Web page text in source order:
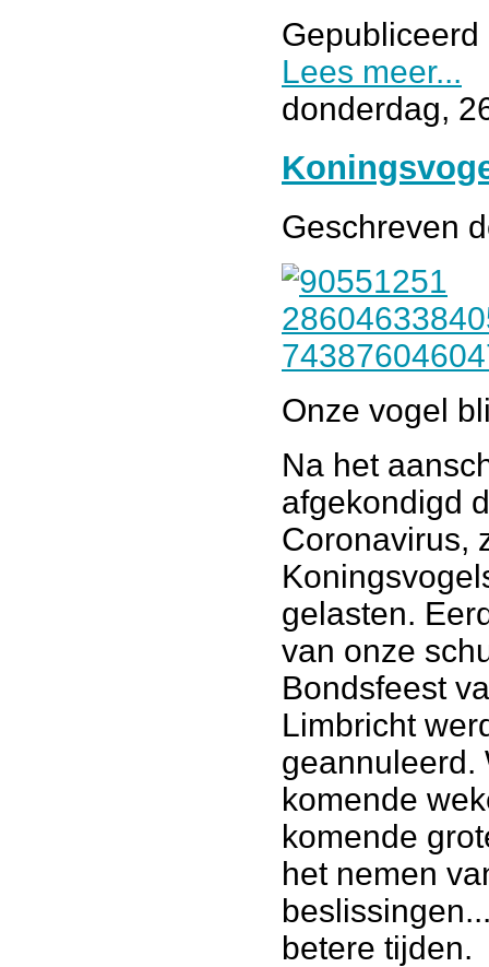
Gepubliceerd
Lees meer...
donderdag,
Geschreven
Onze vogel
Na het
afgekondigd
Coronavirus,
gelasten.
van onze
Bondsfeest
Limbricht
geannuleerd.
komende
komende
het nemen
betere tijden.